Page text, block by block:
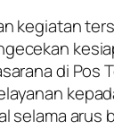
kegiatan
di Pos
selama arus